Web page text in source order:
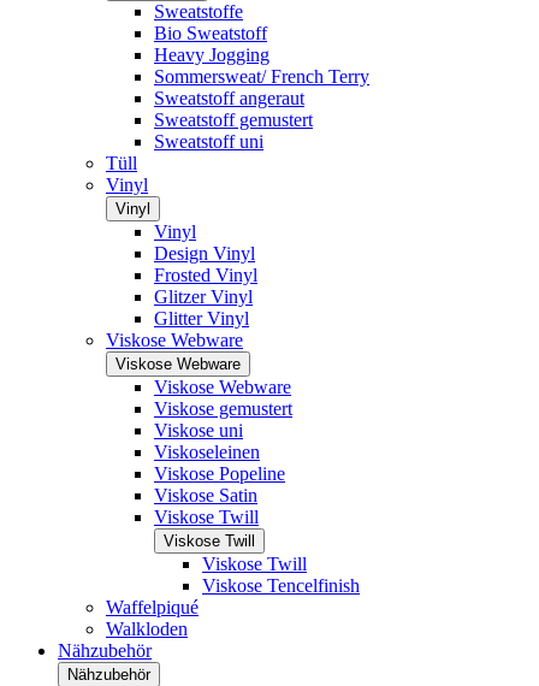
Sweatstoffe
Bio Sweatstoff
Heavy Jogging
Sommersweat/ French Terry
Sweatstoff angeraut
Sweatstoff gemustert
Sweatstoff uni
Tüll
Vinyl
Vinyl
Vinyl
Design Vinyl
Frosted Vinyl
Glitzer Vinyl
Glitter Vinyl
Viskose Webware
Viskose Webware
Viskose Webware
Viskose gemustert
Viskose uni
Viskoseleinen
Viskose Popeline
Viskose Satin
Viskose Twill
Viskose Twill
Viskose Twill
Viskose Tencelfinish
Waffelpiqué
Walkloden
Nähzubehör
Nähzubehör